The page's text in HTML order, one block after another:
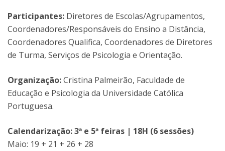
Participantes: Diretores de Escolas/Agrupamentos,
Coordenadores/Responsáveis do Ensino a Distância,
Coordenadores Qualifica, Coordenadores de Diretores
de Turma, Serviços de Psicologia e Orientação.
Organização:Cristina Palmeirão, Faculdade de
Educação e Psicologia da Universidade Católica
Portuguesa.
Calendarização: 3ª e 5ª feiras | 18H (6 sessões)
Maio: 19 + 21 + 26 + 28